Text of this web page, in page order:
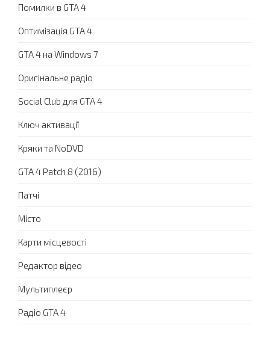
Помилки в GTA 4
Оптимізація GTA 4
GTA 4 на Windows 7
Оригінальне радіо
Social Club для GTA 4
Ключ активації
Кряки та NoDVD
GTA 4 Patch 8 (2016)
Патчі
Місто
Карти місцевості
Редактор відео
Мультиплеєр
Радіо GTA 4